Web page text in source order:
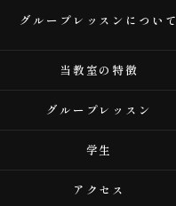
グループレッスンについて
当教室の特徴
グループレッスン
学生
アクセス